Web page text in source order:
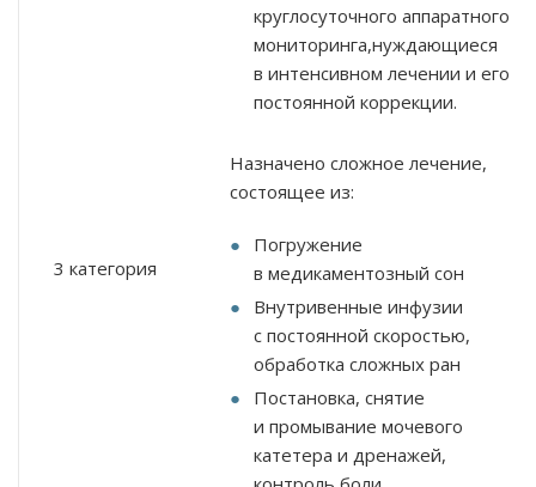
3 категория
круглосуточного аппаратного
мониторинга,нуждающиеся
в интенсивном лечении и его
постоянной коррекции.
Назначено сложное лечение,
состоящее из:
Погружение
в медикаментозный сон
Внутривенные инфузии
с постоянной скоростью,
обработка сложных ран
Постановка, снятие
и промывание мочевого
катетера и дренажей,